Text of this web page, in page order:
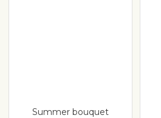
Summer bouquet